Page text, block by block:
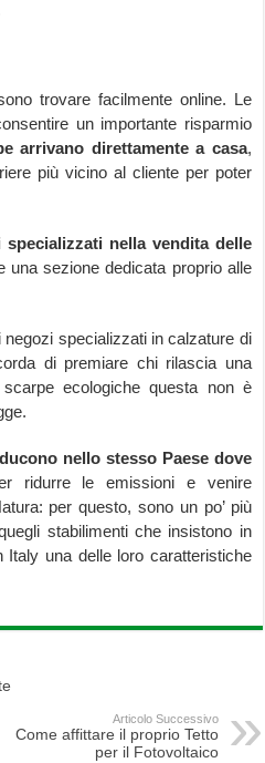
trovare facilmente online. Le
un importante risparmio
arrivano direttamente a casa,
più vicino al cliente per poter
nella vendita delle
una sezione dedicata proprio alle
specializzati in calzature di
di premiare chi rilascia una
ecologiche questa non è
nello stesso Paese dove
ridurre le emissioni e venire
per questo, sono un po’ più
stabilimenti che insistono in
una delle loro caratteristiche
Articolo Successivo
Come affittare il proprio Tetto
per il Fotovoltaico